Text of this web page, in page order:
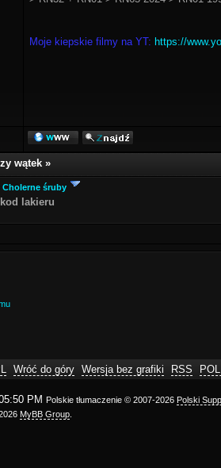
Moje kiepskie filmy na YT: https://
wątek »
Cholerne śruby
lakieru
Wróć do góry Wersja bez grafiki RSS
PM Polskie tłumaczenie © 2007-2026 Polski
MyBB Group